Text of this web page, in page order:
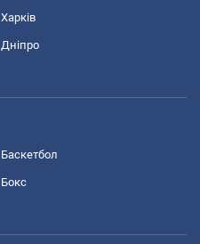
Харків
Дніпро
Баскетбол
Бокс